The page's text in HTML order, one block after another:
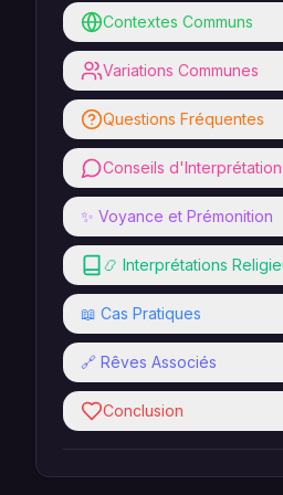
Contextes Communs
Variations Communes
Questions Fréquentes
Conseils d'Interprétation
✨ Voyance et Prémonition
📿 Interprétations
📖 Cas Pratiques
🔗 Rêves Associés
Conclusion